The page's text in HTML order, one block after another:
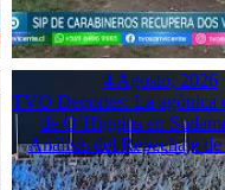
4 Agosto, 2026
TVO Deportes: La agónica
de O’Higgins en
Análisis del Repechaje de